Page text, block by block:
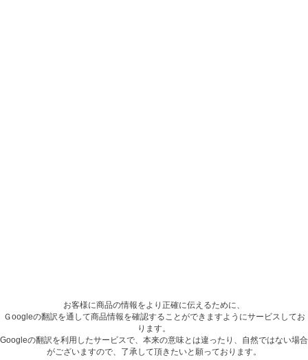
お客様に商品の情報をより正確に伝えるために、
Ｇoogleの翻訳を通して商品情報を確認することができますようにサービスしてお
ります。
Googleの翻訳を利用したサービスで、本来の意味とは違ったり、自然ではない場合
がございますので、了承して頂きたいと願っております。